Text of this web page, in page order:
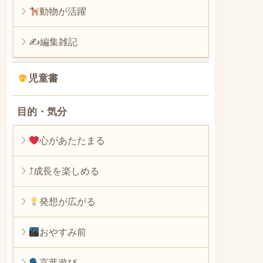
動物が活躍
✍編集雑記
児童書
目的・気分
心があたたまる
⤴︎成長を楽しめる
発想が広がる
おやすみ前